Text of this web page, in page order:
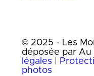
© 2025 - Les
déposée par Au
légales
photos